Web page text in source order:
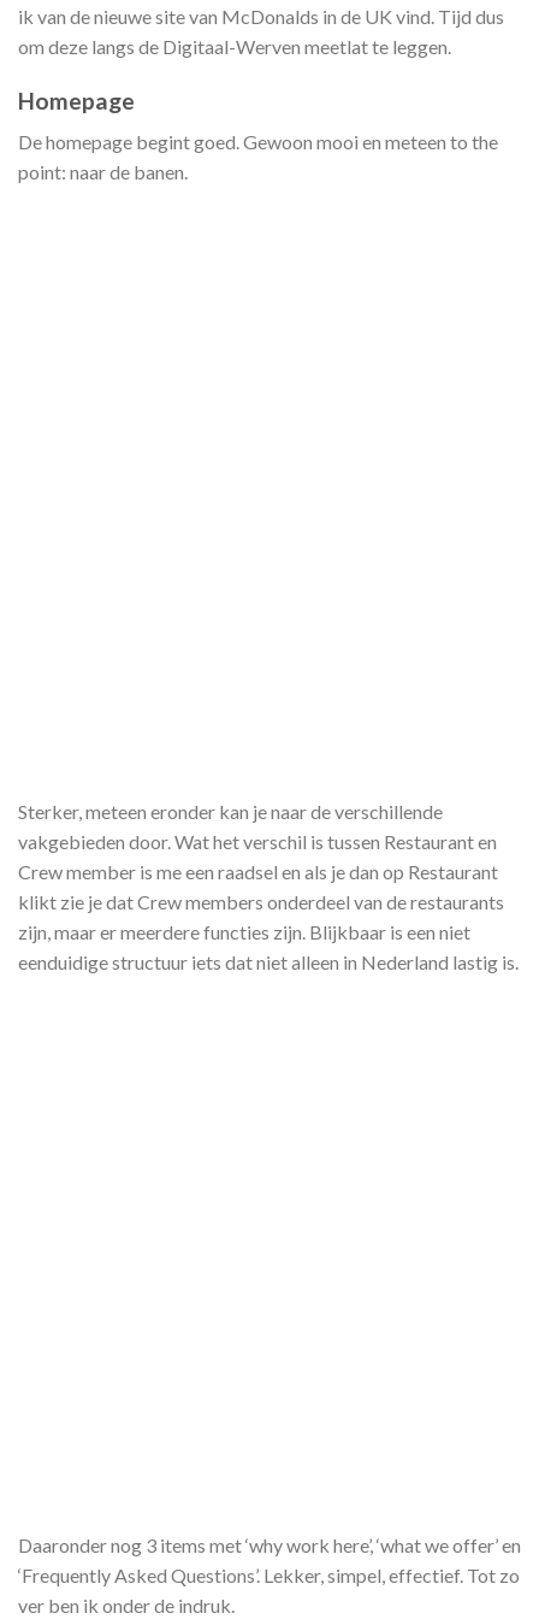
ik van de nieuwe site van McDonalds in de UK vind. Tijd dus
om deze langs de Digitaal-Werven meetlat te leggen.
Homepage
De homepage begint goed. Gewoon mooi en meteen to the
point: naar de banen.
Sterker, meteen eronder kan je naar de verschillende
vakgebieden door. Wat het verschil is tussen Restaurant en
Crew member is me een raadsel en als je dan op Restaurant
klikt zie je dat Crew members onderdeel van de restaurants
zijn, maar er meerdere functies zijn. Blijkbaar is een niet
eenduidige structuur iets dat niet alleen in Nederland lastig is.
Daaronder nog 3 items met ‘why work here’, ‘what we offer’ en
‘Frequently Asked Questions’. Lekker, simpel, effectief. Tot zo
ver ben ik onder de indruk.